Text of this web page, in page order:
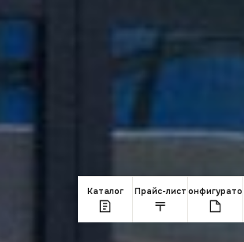
Каталог Прайс-листКонфигуратор